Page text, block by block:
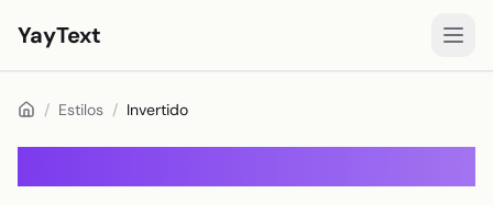
YayText
Estilos
Jugar🚀
Fuentes para Instagram
/ Estilos / Invertido